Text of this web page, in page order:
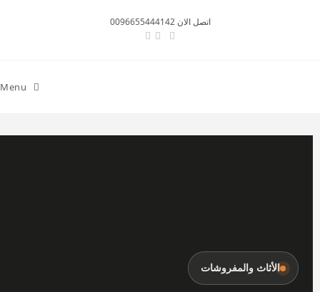
اتصل الان 0096655444142
Menu
الأثاث والمفروشات